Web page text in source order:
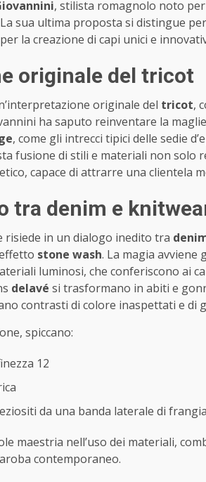
, stilista romagnolo noto
sua ultima proposta si distingue
la creazione di capi unici e
originale del tricot
originale del tricot,
ha saputo reinventare la
, come gli intrecci tipici delle sedie
fusione di stili e materiali non solo
capace di attrarre una clientela
tra denim e
risiede in un dialogo inedito tra
stone wash. La magia avviene
luminosi, che conferiscono ai
delavé si trasformano in abiti e
contrasti di colore inaspettati e di
spiccano:
12
da una banda laterale di
maestria nell’uso dei materiali,
contemporaneo.